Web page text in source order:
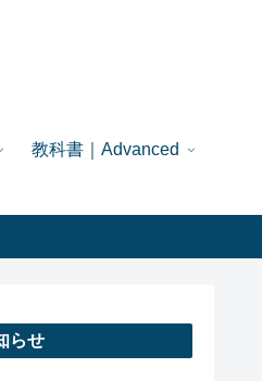
教科書｜Advanced
らせ